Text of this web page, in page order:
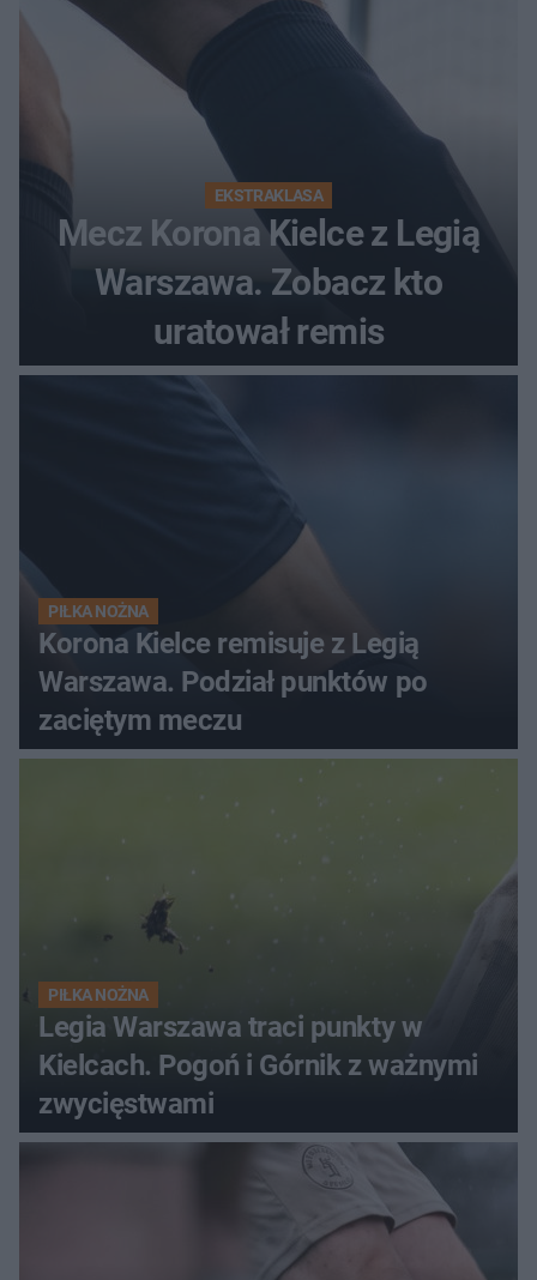
EKSTRAKLASA
Mecz Korona Kielce z Legią
Warszawa. Zobacz kto
uratował remis
PIŁKA NOŻNA
Korona Kielce remisuje z Legią
Warszawa. Podział punktów po
zaciętym meczu
PIŁKA NOŻNA
Legia Warszawa traci punkty w
Kielcach. Pogoń i Górnik z ważnymi
zwycięstwami